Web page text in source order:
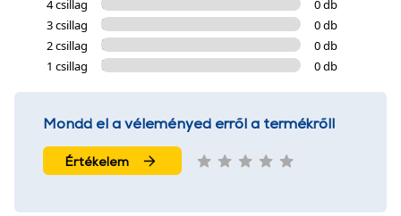
4 csillag
0 db
3 csillag
0 db
2 csillag
0 db
1 csillag
0 db
Mondd el a véleményed erről a termékről!
Értékelem